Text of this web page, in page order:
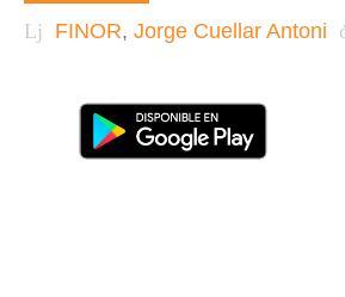
FINOR, Jorge Cuellar Antoni